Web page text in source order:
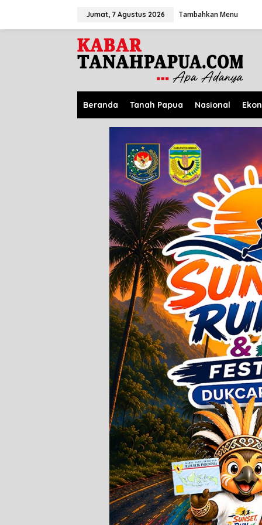
Jumat, 7 Agustus 2026 Tambahkan Menu
Beranda Tanah Papua Nasional